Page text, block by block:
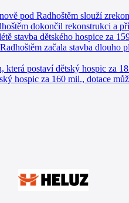
pod Radhoštěm slouží
dokončil rekonstrukci a
stavba dětského hospice za
začala stavba dlouho
která postaví dětský hospic za
hospic za 160 mil., dotace